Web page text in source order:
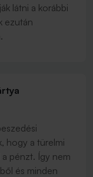
látni a korábbi
ezután
hogy a türelmi
pénzt. Így nem
és minden